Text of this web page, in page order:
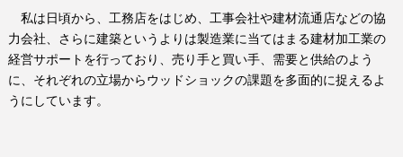
私は日頃から、工務店をはじめ、工事会社や建材流通店などの協
力会社、さらに建築というよりは製造業に当てはまる建材加工業の
経営サポートを行っており、売り手と買い手、需要と供給のよう
に、それぞれの立場からウッドショックの課題を多面的に捉えるよ
うにしています。